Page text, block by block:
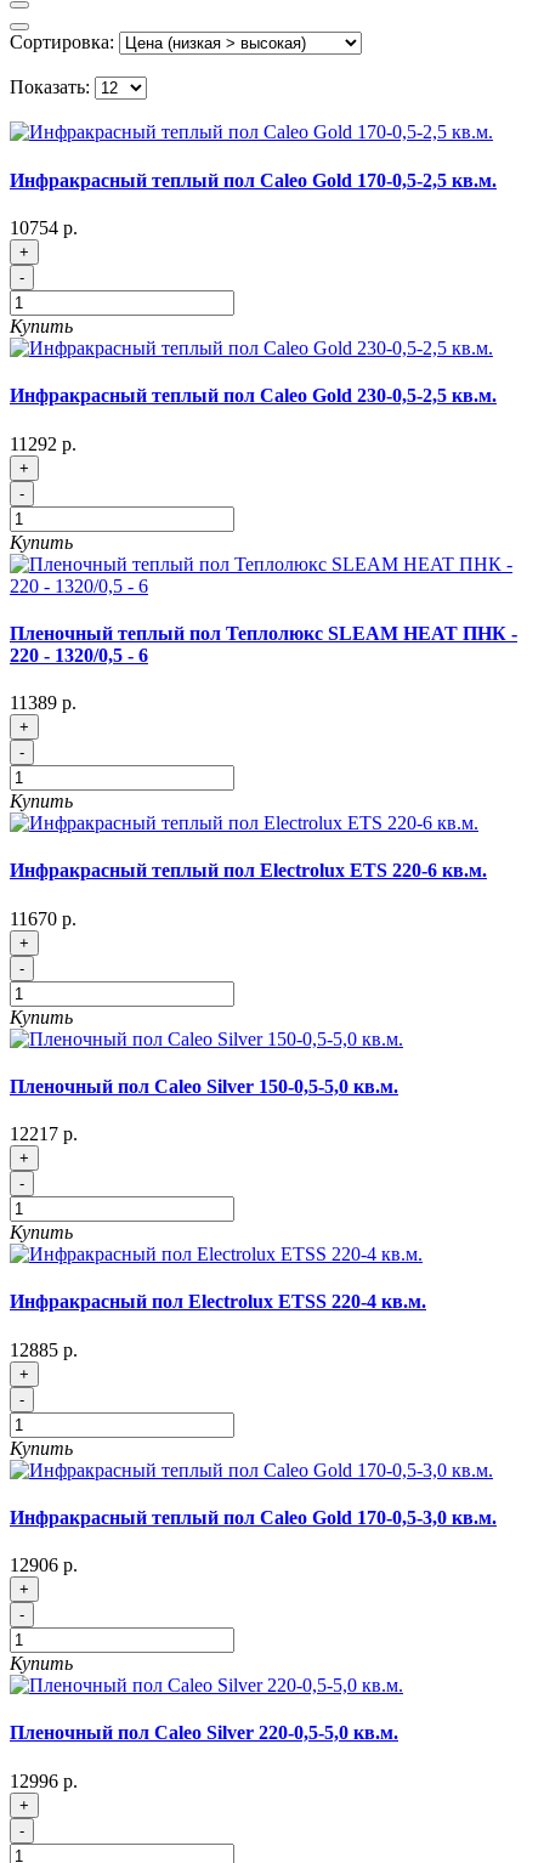
Сортировка:
Показать:
Инфракрасный теплый пол Caleo Gold 170-0,5-2,5 кв.м.
10754 р.
+
-
Купить
Инфракрасный теплый пол Caleo Gold 230-0,5-2,5 кв.м.
11292 р.
+
-
Купить
Пленочный теплый пол Теплолюкс SLEAM HEAT ПНК -
220 - 1320/0,5 - 6
11389 р.
+
-
Купить
Инфракрасный теплый пол Electrolux ETS 220-6 кв.м.
11670 р.
+
-
Купить
Пленочный пол Caleo Silver 150-0,5-5,0 кв.м.
12217 р.
+
-
Купить
Инфракрасный пол Electrolux ETSS 220-4 кв.м.
12885 р.
+
-
Купить
Инфракрасный теплый пол Caleo Gold 170-0,5-3,0 кв.м.
12906 р.
+
-
Купить
Пленочный пол Caleo Silver 220-0,5-5,0 кв.м.
12996 р.
+
-